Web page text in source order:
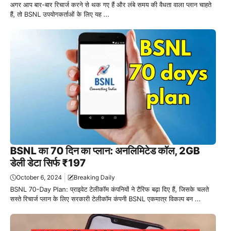
अगर आप बार-बार रिचार्ज करने से थक गए हैं और लंबे समय की वैधता वाला प्लान चाहते
हैं, तो BSNL उपयोगकर्ताओं के लिए यह ...
BSNL का 70 दिन का प्लान: अनलिमिटेड कॉल, 2GB
डेली डेटा सिर्फ ₹197
October 6, 2024 Breaking Daily
BSNL 70-Day Plan: प्राइवेट टेलीकॉम कंपनियों ने टैरिफ बढ़ा दिए हैं, जिसके चलते
सस्ते रिचार्ज प्लान के लिए सरकारी टेलीकॉम कंपनी BSNL एकमात्र विकल्प बन ...